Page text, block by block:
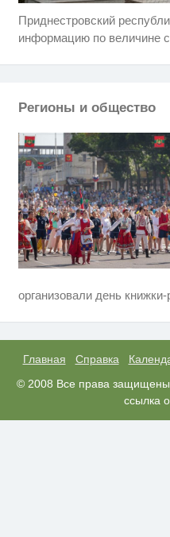
Приднестровский
информацию по величине
Регионы и общество
организовали день
Главная Справка
© 2008 Все права
ссылка
Скрытая камера
когда их не
Ролик длится
Королева вагона
пересмотришь не
проект
Этот танец
без слов!